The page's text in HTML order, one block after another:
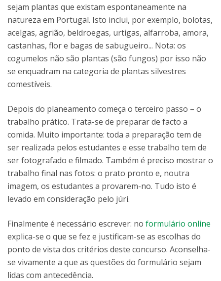
sejam plantas que existam espontaneamente na
natureza em Portugal. Isto inclui, por exemplo, bolotas,
acelgas, agrião, beldroegas, urtigas, alfarroba, amora,
castanhas, flor e bagas de sabugueiro... Nota: os
cogumelos não são plantas (são fungos) por isso não
se enquadram na categoria de plantas silvestres
comestíveis.
Depois do planeamento começa o terceiro passo – o
trabalho prático. Trata-se de preparar de facto a
comida. Muito importante: toda a preparação tem de
ser realizada pelos estudantes e esse trabalho tem de
ser fotografado e filmado. Também é preciso mostrar o
trabalho final nas fotos: o prato pronto e, noutra
imagem, os estudantes a provarem-no. Tudo isto é
levado em consideração pelo júri.
Finalmente é necessário escrever: no formulário online
explica-se o que se fez e justificam-se as escolhas do
ponto de vista dos critérios deste concurso. Aconselha-
se vivamente a que as questões do formulário sejam
lidas com antecedência.